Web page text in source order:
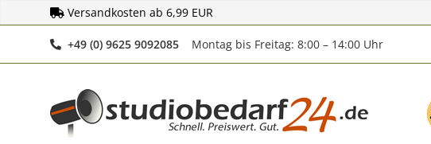
Versandkosten ab 6,99 EUR
+49 (0) 9625 9092085Telefonnummer
Montag bis Freitag: 8:00 – 14:00 Uhr